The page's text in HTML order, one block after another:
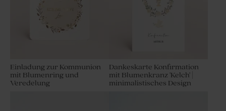
Einladung zur Kommunion
mit Blumenring und
Veredelung
Dankeskarte Konfirmation
mit Blumenkranz 'Kelch' |
minimalistisches Design